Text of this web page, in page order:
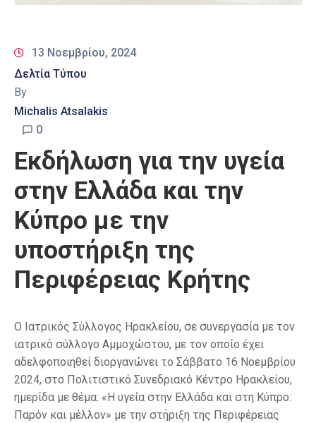
13 Νοεμβρίου, 2024
Δελτία Τύπου
By
Michalis Atsalakis
0
Εκδήλωση για την υγεία
στην Ελλάδα και την
Κύπρο με την
υποστήριξη της
Περιφέρειας Κρήτης
Ο Ιατρικός Σύλλογος Ηρακλείου, σε συνεργασία με τον
ιατρικό σύλλογο Αμμοχώστου, με τον οποίο έχει
αδελφοποιηθεί διοργανώνει το Σάββατο 16 Νοεμβρίου
2024, στο Πολιτιστικό Συνεδριακό Κέντρο Ηρακλείου,
ημερίδα με θέμα: «Η υγεία στην Ελλάδα και στη Κύπρο:
Παρόν και μέλλον» με την στήριξη της Περιφέρειας